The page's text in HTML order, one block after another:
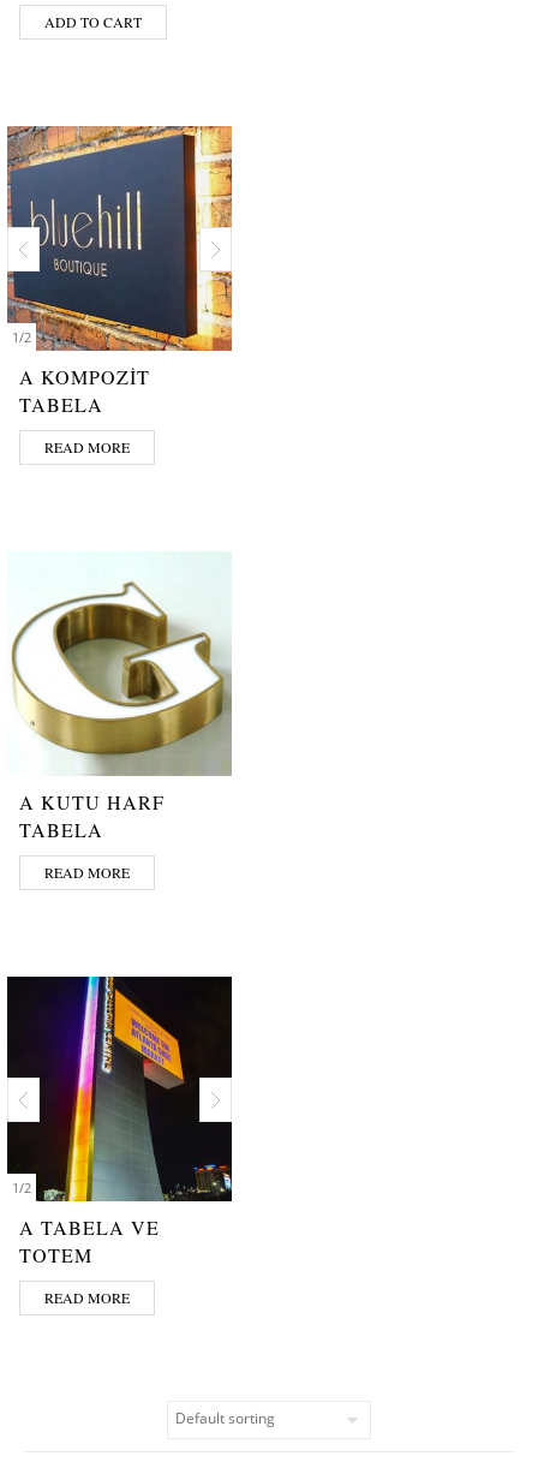
ADD TO CART
1/2
A KOMPOZİT
TABELA
READ MORE
A KUTU HARF
TABELA
READ MORE
1/2
A TABELA VE
TOTEM
READ MORE